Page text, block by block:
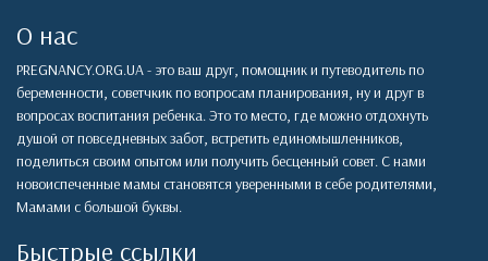
О нас
PREGNANCY.ORG.UA - это ваш друг, помощник и путеводитель по
беременности, советчкик по вопросам планирования, ну и друг в
вопросах воспитания ребенка. Это то место, где можно отдохнуть
душой от повседневных забот, встретить единомышленников,
поделиться своим опытом или получить бесценный совет. С нами
новоиспеченные мамы становятся уверенными в себе родителями,
Мамами с большой буквы.
Быстрые ссылки